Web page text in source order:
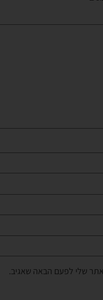
שלי לפעם הבאה שאגיב.